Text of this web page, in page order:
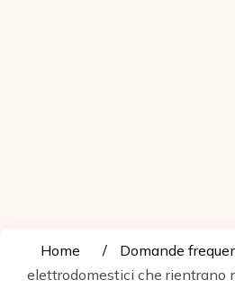
Home Domande
elettrodomestici che rientrano